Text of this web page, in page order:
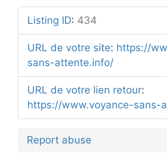
Listing ID: 434
URL de votre site: https://
sans-attente.info/
URL de votre lien retour:
https://www.voyance-sans-
Report abuse